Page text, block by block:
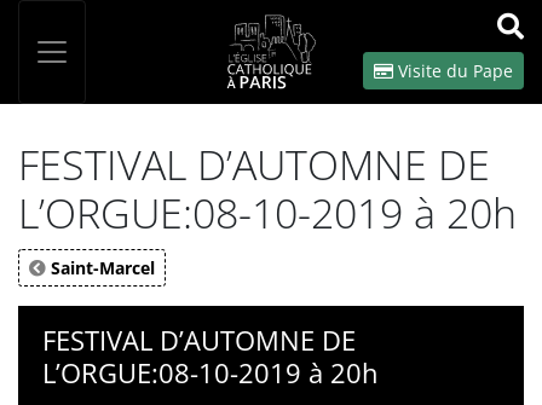
OK
Visite du Pape
FESTIVAL D’AUTOMNE DE
L’ORGUE:08-10-2019 à 20h
Saint-Marcel
FESTIVAL D’AUTOMNE DE
L’ORGUE:08-10-2019 à 20h
Panneau de gestion des cookies